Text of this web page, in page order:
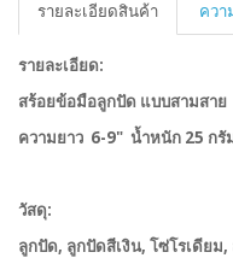
รายละเอียดสินค้า ควา
รายละเอียด:
สร้อยข้อมือลูกปัด แบบสามสาย
ความยาว 6-9" น้ำหนัก 25 ก
วัสดุ:
ลูกปัด, ลูกปัดสีเงิน, โซ่โรเดียม,